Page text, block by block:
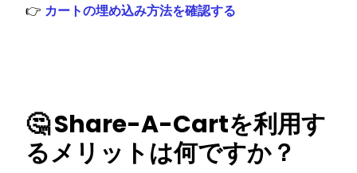
👉 カートの埋め込み方法を確認する
🤔 Share-A-Cartを利用す
るメリットは何ですか？